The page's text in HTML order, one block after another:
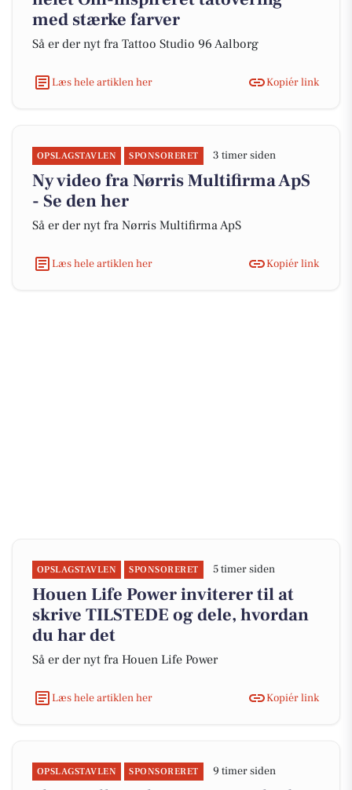
med stærke farver
Så er der nyt fra Tattoo Studio 96 Aalborg
Læs hele artiklen her Kopiér link
OPSLAGSTAVLEN SPONSORERET 3 timer siden
Ny video fra Nørris Multifirma ApS
- Se den her
Så er der nyt fra Nørris Multifirma ApS
Læs hele artiklen her Kopiér link
OPSLAGSTAVLEN SPONSORERET 5 timer siden
Houen Life Power inviterer til at
skrive TILSTEDE og dele, hvordan
du har det
Så er der nyt fra Houen Life Power
Læs hele artiklen her Kopiér link
OPSLAGSTAVLEN SPONSORERET 9 timer siden